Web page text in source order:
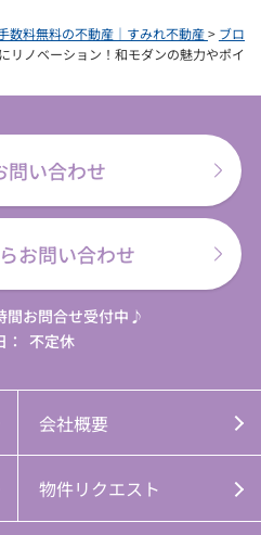
数料無料の不動産｜すみれ不動産> ブロ
リノベーション！和モダンの魅力やポイ
問い合わせ
お問い合わせ
間お問合せ受付中♪
不定休
会社概要
物件リクエスト